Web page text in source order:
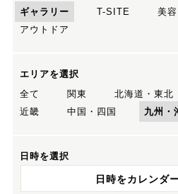
ギャラリー
T-SITE 美
アウトドア
エリアを選択
全て
関東 北海道・東北
近畿
中国・四国 九州・
日時を選択
日時をカレンダ